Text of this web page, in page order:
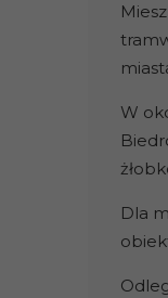
W
Dla